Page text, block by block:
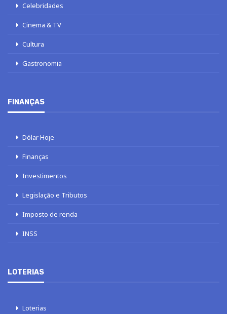
Celebridades
Cinema & TV
Cultura
Gastronomia
FINANÇAS
Dólar Hoje
Finanças
Investimentos
Legislação e Tributos
Imposto de renda
INSS
LOTERIAS
Loterias